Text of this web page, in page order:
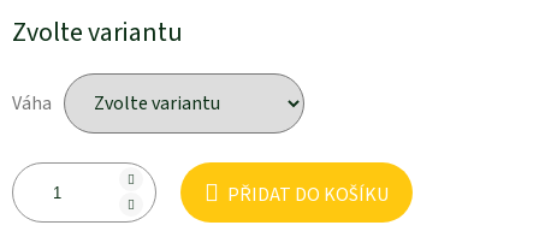
Měrná
cena:
Zvolte variantu
Váha
PŘIDAT DO KOŠÍKU